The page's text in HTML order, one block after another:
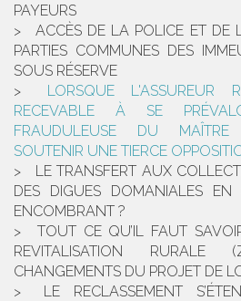
PAYEURS
ACCÈS DE LA POLICE ET DE
PARTIES COMMUNES DES
SOUS RÉSERVE
LORSQUE L'ASSUREUR
RECEVABLE À SE
FRAUDULEUSE DU
SOUTENIR UNE TIERCE
LE TRANSFERT AUX
DES DIGUES DOMANIALES
ENCOMBRANT ?
TOUT CE QU’IL FAUT
REVITALISATION
CHANGEMENTS DU PROJET DE
LE RECLASSEMENT